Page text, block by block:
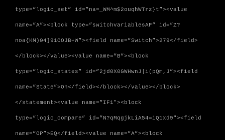
type=”logic_set” id=”na=_WM^m$2ouqhWTrz}t”><value
name=”A”><block type=”switchvariablesAF” id=”Z?
noa{KM)04]91OOJB+W”><field name=”Switch”>279</field>
</block></value><value name=”B”><block
type=”logic_states” id=”2jd0X0GWHwnJ|i(pQm,J”><field
name=”State”>On</field></block></value></block>
</statement><value name=”IF1″><block
type=”logic_compare” id=”N?qMqgjkLiA54=iQ1xd9″><field
name=”OP”>EQ</field><value name=”A”><block